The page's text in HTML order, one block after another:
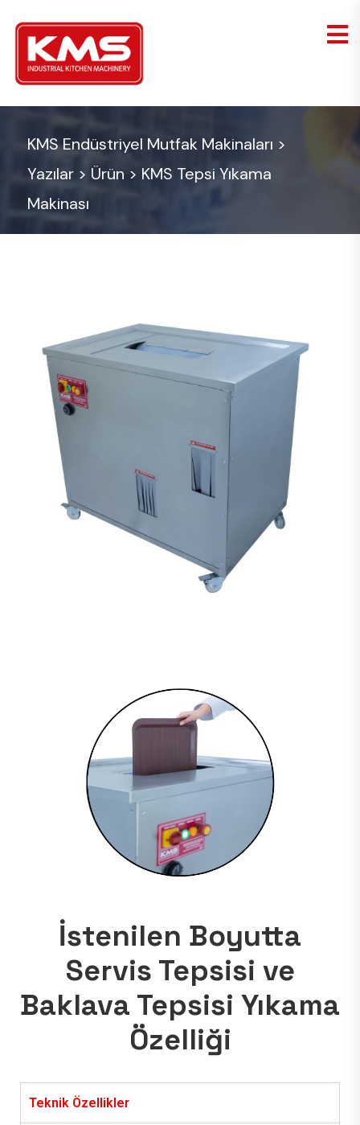
KMS Endüstriyel Mutfak Makinaları >
Yazılar > Ürün > KMS Tepsi Yıkama
Makinası
İstenilen Boyutta
Servis Tepsisi ve
Baklava Tepsisi Yıkama
Özelliği
Teknik Özellikler